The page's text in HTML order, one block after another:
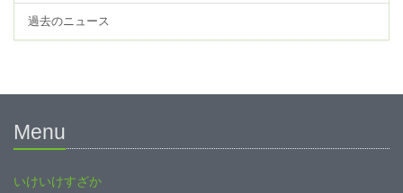
過去のニュース
Menu
いけいけすざか